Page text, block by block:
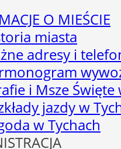
O MIEŚCIE
miasta
adresy i
i Msze Święte
jazdy w
w Tychach